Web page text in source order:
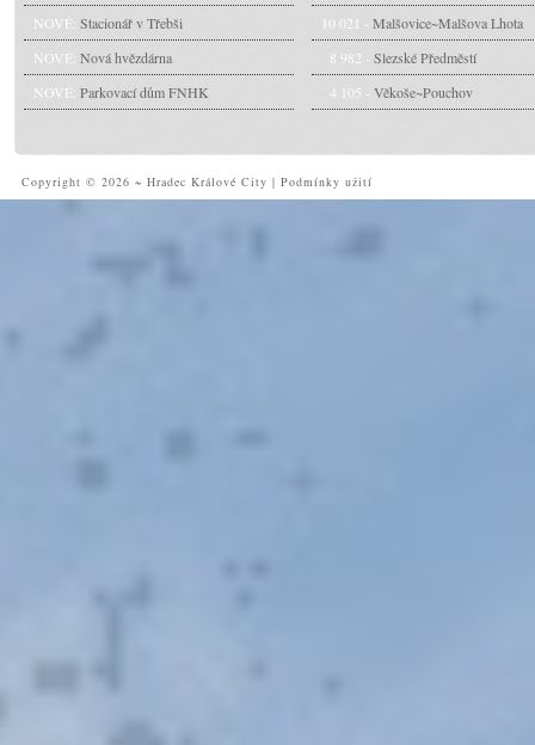
NOVÉ: Stacionář v Třebši
NOVÉ: Nová hvězdárna
NOVÉ: Parkovací dům FNHK
10 021 - Malšovice~Malšova Lhota
8 982 - Slezské Předměstí
4 105 - Věkoše~Pouchov
Copyright © 2026 ~ Hradec Králové City | Podmínky užití